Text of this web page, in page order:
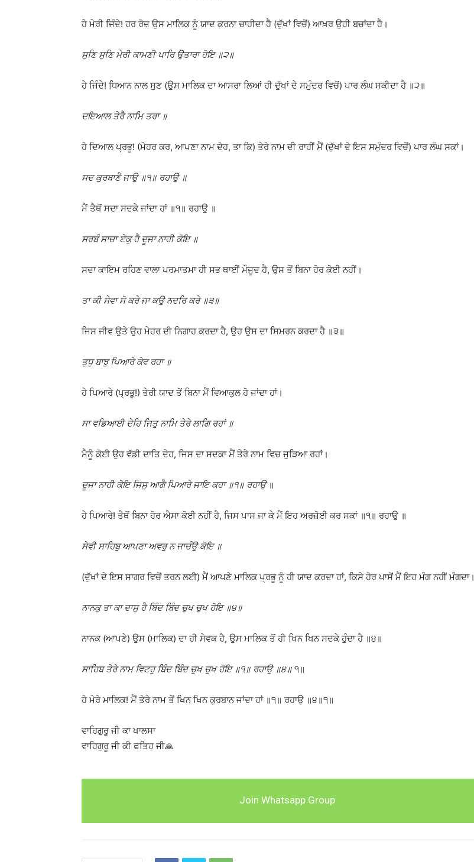
ਹੇ ਮੇਰੀ ਜਿੰਦੇ! ਹਰ ਰੋਜ਼ ਉਸ ਮਾਲਿਕ ਨੂੰ ਯਾਦ ਕਰਨਾ ਚਾਹੀਦਾ ਹੈ (ਦੁੱਖਾਂ ਵਿਚੋਂ) ਆਖ਼ਰ ਉਹੀ ਬਚਾਂਦਾ ਹੈ।
ਸੁਣਿ ਸੁਣਿ ਮੇਰੀ ਕਾਮਣੀ ਪਾਰਿ ਉਤਾਰਾ ਹੋਇ ॥੨॥
ਹੇ ਜਿੰਦੇ! ਧਿਆਨ ਨਾਲ ਸੁਣ (ਉਸ ਮਾਲਿਕ ਦਾ ਆਸਰਾ ਲਿਆਂ ਹੀ ਦੁੱਖਾਂ ਦੇ ਸਮੁੰਦਰ ਵਿਚੋਂ) ਪਾਰ ਲੰਘ ਸਕੀਦਾ ਹੈ ॥੨॥
ਦਇਆਲ ਤੇਰੈ ਨਾਮਿ ਤਰਾ ॥
ਹੇ ਦਿਆਲ ਪ੍ਰਭੂ! (ਮੇਹਰ ਕਰ, ਆਪਣਾ ਨਾਮ ਦੇਹ, ਤਾ ਕਿ) ਤੇਰੇ ਨਾਮ ਦੀ ਰਾਹੀਂ ਮੈਂ (ਦੁੱਖਾਂ ਦੇ ਇਸ ਸਮੁੰਦਰ ਵਿਚੋਂ) ਪਾਰ ਲੰਘ ਸਕਾਂ।
ਸਦ ਕੁਰਬਾਣੈ ਜਾਉ ॥੧॥ ਰਹਾਉ ॥
ਮੈਂ ਤੈਥੋਂ ਸਦਾ ਸਦਕੇ ਜਾਂਦਾ ਹਾਂ ॥੧॥ ਰਹਾਉ ॥
ਸਰਬੰ ਸਾਚਾ ਏਕੁ ਹੈ ਦੂਜਾ ਨਾਹੀ ਕੋਇ ॥
ਸਦਾ ਕਾਇਮ ਰਹਿਣ ਵਾਲਾ ਪਰਮਾਤਮਾ ਹੀ ਸਭ ਥਾਈਂ ਮੌਜੂਦ ਹੈ, ਉਸ ਤੋਂ ਬਿਨਾ ਹੋਰ ਕੋਈ ਨਹੀਂ।
ਤਾ ਕੀ ਸੇਵਾ ਸੋ ਕਰੇ ਜਾ ਕਉ ਨਦਰਿ ਕਰੇ ॥੩॥
ਜਿਸ ਜੀਵ ਉਤੇ ਉਹ ਮੇਹਰ ਦੀ ਨਿਗਾਹ ਕਰਦਾ ਹੈ, ਉਹ ਉਸ ਦਾ ਸਿਮਰਨ ਕਰਦਾ ਹੈ ॥੩॥
ਤੁਧੁ ਬਾਝੁ ਪਿਆਰੇ ਕੇਵ ਰਹਾ ॥
ਹੇ ਪਿਆਰੇ (ਪ੍ਰਭੂ!) ਤੇਰੀ ਯਾਦ ਤੋਂ ਬਿਨਾ ਮੈਂ ਵਿਆਕੁਲ ਹੋ ਜਾਂਦਾ ਹਾਂ।
ਸਾ ਵਡਿਆਈ ਦੇਹਿ ਜਿਤੁ ਨਾਮਿ ਤੇਰੇ ਲਾਗਿ ਰਹਾਂ ॥
ਮੈਨੂੰ ਕੋਈ ਉਹ ਵੱਡੀ ਦਾਤਿ ਦੇਹ, ਜਿਸ ਦਾ ਸਦਕਾ ਮੈਂ ਤੇਰੇ ਨਾਮ ਵਿਚ ਜੁੜਿਆ ਰਹਾਂ।
ਦੂਜਾ ਨਾਹੀ ਕੋਇ ਜਿਸੁ ਆਗੈ ਪਿਆਰੇ ਜਾਇ ਕਹਾ ॥੧॥ ਰਹਾਉ॥
ਹੇ ਪਿਆਰੇ! ਤੈਥੋਂ ਬਿਨਾ ਹੋਰ ਐਸਾ ਕੋਈ ਨਹੀਂ ਹੈ, ਜਿਸ ਪਾਸ ਜਾ ਕੇ ਮੈਂ ਇਹ ਅਰਜ਼ੋਈ ਕਰ ਸਕਾਂ ॥੧॥ ਰਹਾਉ ॥
ਸੇਵੀ ਸਾਹਿਬੁ ਆਪਣਾ ਅਵਰੁ ਨ ਜਾਚੰਉ ਕੋਇ ॥
(ਦੁੱਖਾਂ ਦੇ ਇਸ ਸਾਗਰ ਵਿਚੋਂ ਤਰਨ ਲਈ) ਮੈਂ ਆਪਣੇ ਮਾਲਿਕ ਪ੍ਰਭੂ ਨੂੰ ਹੀ ਯਾਦ ਕਰਦਾ ਹਾਂ, ਕਿਸੇ ਹੋਰ ਪਾਸੋਂ ਮੈਂ ਇਹ ਮੰਗ ਨਹੀਂ ਮੰਗਦਾ।
ਨਾਨਕੁ ਤਾ ਕਾ ਦਾਸੁ ਹੈ ਬਿੰਦ ਬਿੰਦ ਚੁਖ ਚੁਖ ਹੋਇ ॥੪॥
ਨਾਨਕ (ਆਪਣੇ) ਉਸ (ਮਾਲਿਕ) ਦਾ ਹੀ ਸੇਵਕ ਹੈ, ਉਸ ਮਾਲਿਕ ਤੋਂ ਹੀ ਖਿਨ ਖਿਨ ਸਦਕੇ ਹੁੰਦਾ ਹੈ ॥੪॥
ਸਾਹਿਬ ਤੇਰੇ ਨਾਮ ਵਿਟਹੁ ਬਿੰਦ ਬਿੰਦ ਚੁਖ ਚੁਖ ਹੋਇ ॥੧॥ ਰਹਾਉ ॥੪॥ ੧॥
ਹੇ ਮੇਰੇ ਮਾਲਿਕ! ਮੈਂ ਤੇਰੇ ਨਾਮ ਤੋਂ ਖਿਨ ਖਿਨ ਕੁਰਬਾਨ ਜਾਂਦਾ ਹਾਂ ॥੧॥ ਰਹਾਉ ॥੪॥੧॥
ਵਾਹਿਗੁਰੂ ਜੀ ਕਾ ਖਾਲਸਾ
ਵਾਹਿਗੁਰੂ ਜੀ ਕੀ ਫਤਿਹ ਜੀ🙏
Join Whatsapp Group